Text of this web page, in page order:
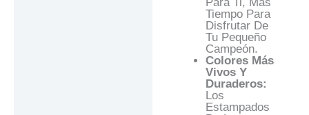
Tiempo Para
Disfrutar De
Tu Pequeño
Campeón.
Colores Más
Vivos Y
Duraderos:
Los
Estampados